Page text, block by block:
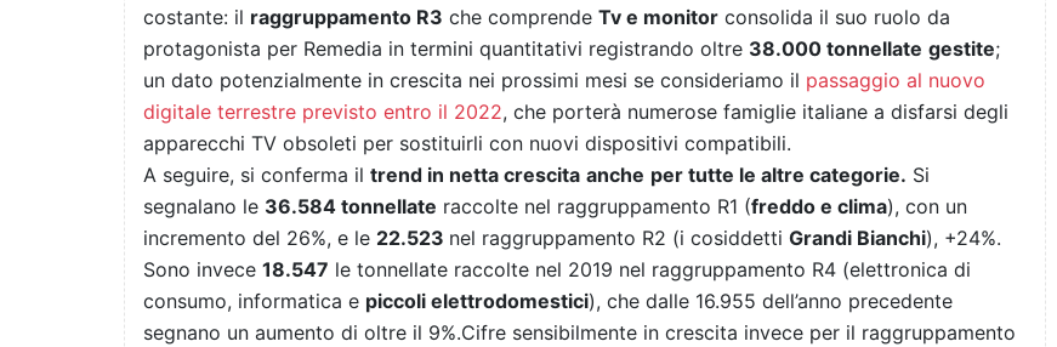
costante: il raggruppamento R3 che comprende Tv e monitor consolida il suo ruolo da
protagonista per Remedia in termini quantitativi registrando oltre 38.000 tonnellate gestite;
un dato potenzialmente in crescita nei prossimi mesi se consideriamo il passaggio al nuovo
digitale terrestre previsto entro il 2022, che porterà numerose famiglie italiane a disfarsi degli
apparecchi TV obsoleti per sostituirli con nuovi dispositivi compatibili.
A seguire, si conferma il trend in netta crescita anche per tutte le altre categorie. Si
segnalano le 36.584 tonnellate raccolte nel raggruppamento R1 (freddo e clima), con un
incremento del 26%, e le 22.523 nel raggruppamento R2 (i cosiddetti Grandi Bianchi), +24%.
Sono invece 18.547 le tonnellate raccolte nel 2019 nel raggruppamento R4 (elettronica di
consumo, informatica e piccoli elettrodomestici), che dalle 16.955 dell’anno precedente
segnano un aumento di oltre il 9%.Cifre sensibilmente in crescita invece per il raggruppamento